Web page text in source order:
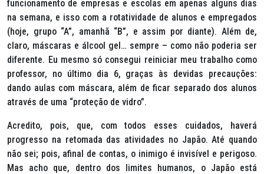
funcionamento de empresas e escolas em apenas alguns dias
na semana, e isso com a rotatividade de alunos e empregados
(hoje, grupo “A”, amanhã “B”, e assim por diante). Além de,
claro, máscaras e álcool gel… sempre – como não poderia ser
diferente. Eu mesmo só consegui reiniciar meu trabalho como
professor, no último dia 6, graças às devidas precauções:
dando aulas com máscara, além de ficar separado dos alunos
através de uma “proteção de vidro”.
Acredito, pois, que, com todos esses cuidados, haverá
progresso na retomada das atividades no Japão. Até quando
não sei; pois, afinal de contas, o inimigo é invisível e perigoso.
Mas acho que, dentro dos limites humanos, o Japão está